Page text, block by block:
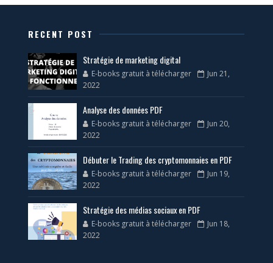
RECENT POST
Stratégie de marketing digital
E-books gratuit à télécharger
Jun 21,
2022
Analyse des données PDF
E-books gratuit à télécharger
Jun 20,
2022
Débuter le Trading des cryptomonnaies en PDF
E-books gratuit à télécharger
Jun 19,
2022
Stratégie des médias sociaux en PDF
E-books gratuit à télécharger
Jun 18,
2022